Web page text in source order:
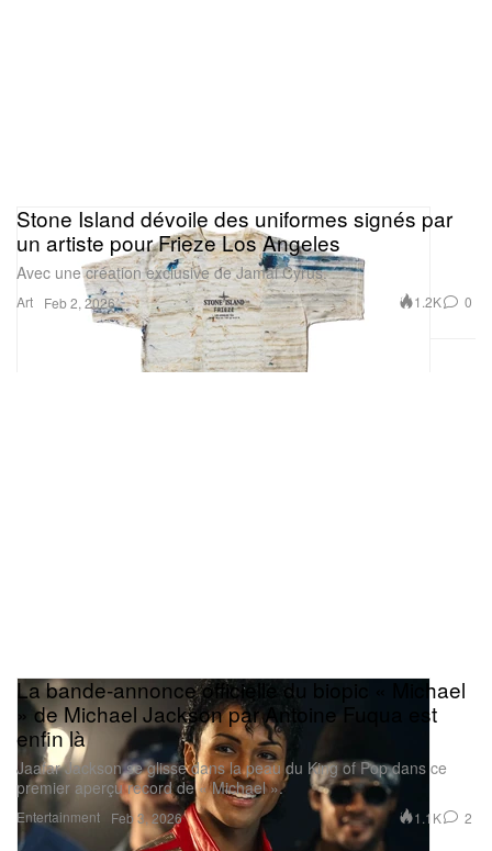
Art
Stone Island dévoile des uniformes signés par
un artiste pour Frieze Los Angeles
Avec une création exclusive de Jamal Cyrus.
Feb 2, 2026 1.2K 0
Entertainment
La bande‑annonce officielle du biopic « Michael
» de Michael Jackson par Antoine Fuqua est
enfin là
Jaafar Jackson se glisse dans la peau du King of Pop dans ce
premier aperçu record de « Michael ».
Feb 3, 2026 1.1K 2